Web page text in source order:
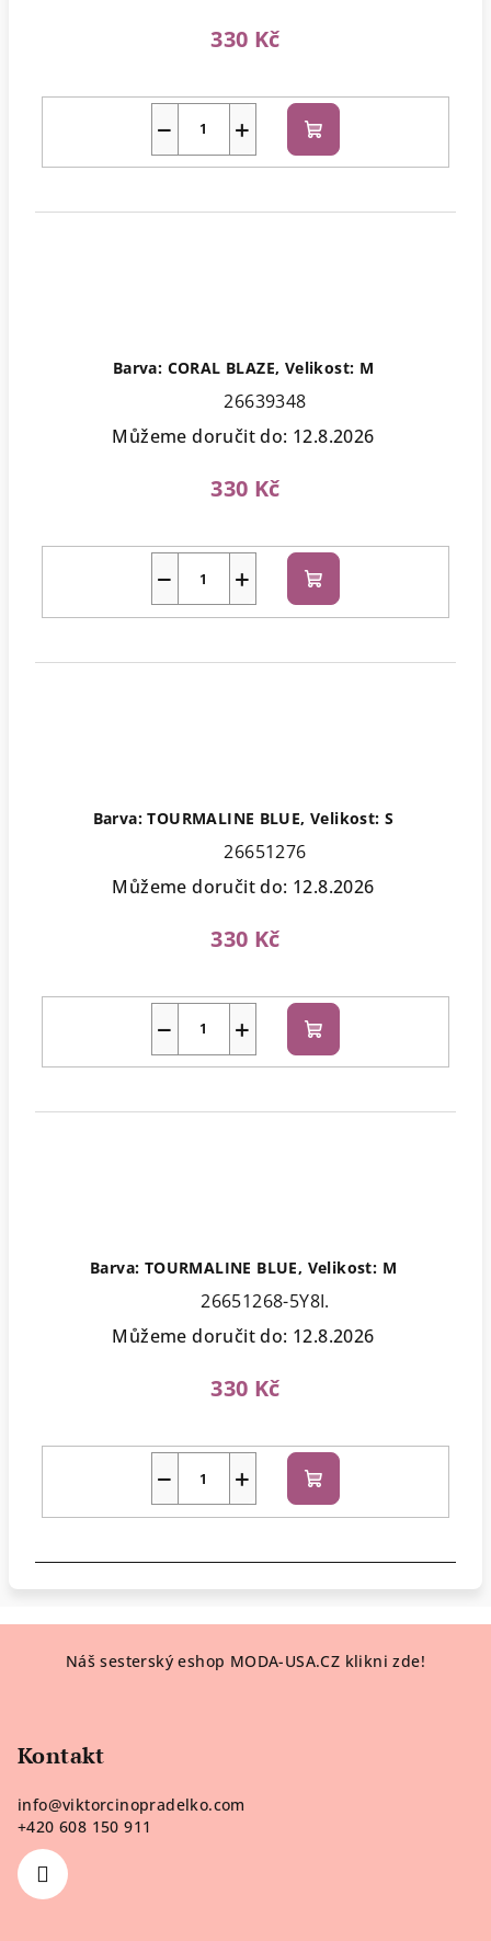
330 Kč
+
− Do
košíku
Barva: CORAL BLAZE, Velikost: M
26639348
Můžeme doručit do: 12.8.2026
330 Kč
+
− Do
košíku
Barva: TOURMALINE BLUE, Velikost: S
26651276
Můžeme doručit do: 12.8.2026
330 Kč
+
− Do
košíku
Barva: TOURMALINE BLUE, Velikost: M
26651268-5Y8I.
Můžeme doručit do: 12.8.2026
330 Kč
+
− Do
košíku
Náš sesterský eshop MODA-USA.CZ klikni zde!
Kontakt
info@viktorcinopradelko.com
+420 608 150 911